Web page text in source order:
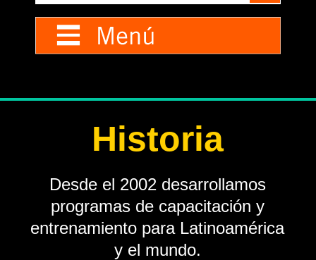
Historia
Desde el 2002 desarrollamos
programas de capacitación y
entrenamiento para Latinoamérica
y el mundo.